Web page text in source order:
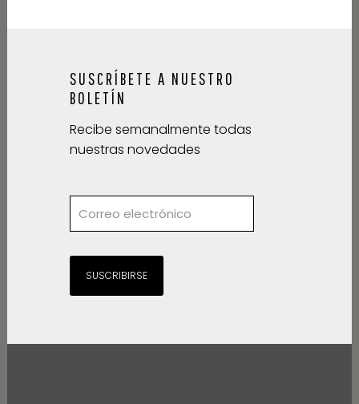
SUSCRÍBETE A NUESTRO
BOLETÍN
Recibe semanalmente todas
nuestras novedades
SUSCRIBIRSE